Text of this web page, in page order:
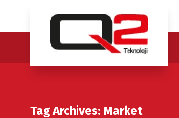
Tag Archives: Market